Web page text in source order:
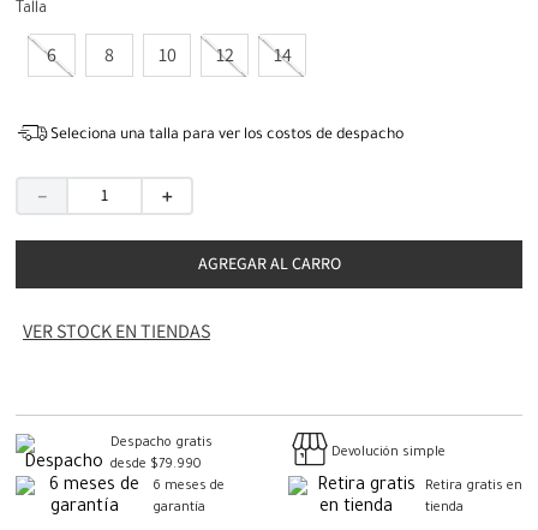
Talla
6 8 10 12 14
Seleciona una talla para ver los costos de despacho
＋
－
AGREGAR AL CARRO
VER STOCK EN TIENDAS
Despacho gratis
desde $79.990
Devolución simple
6 meses de
garantía
Retira gratis en
tienda